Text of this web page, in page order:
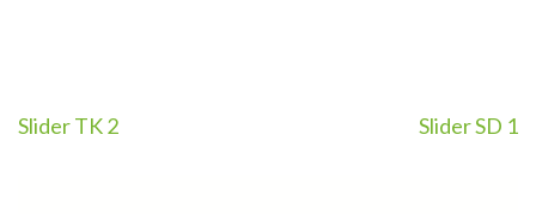
Post
Slider TK 2 Slider SD 1